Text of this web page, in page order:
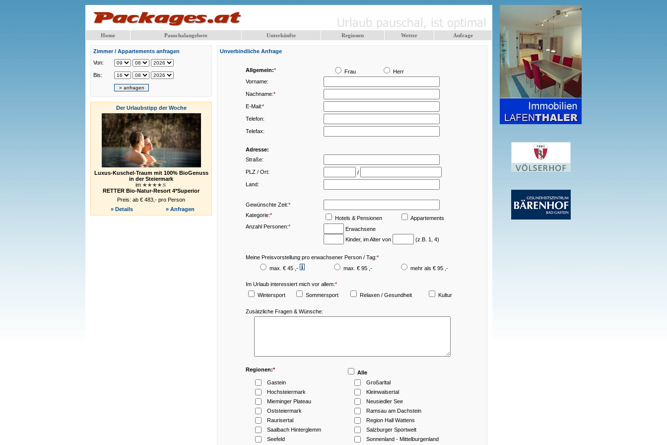
Home Pauschalangebote Unterkünfte Regionen Wetter Anfrage
Zimmer / Appartements anfragen
Von:
Bis:
Der Urlaubstipp der Woche
Luxus-Kuschel-Traum mit 100% BioGenuss
in der Steiermark
im
RETTER Bio-Natur-Resort 4*Superior
Preis: ab € 483,- pro Person
» Details
» Anfragen
Unverbindliche Anfrage
Allgemein:* Frau
Herr
Vorname:
Nachname:*
E-Mail:*
Telefon:
Telefax:
Adresse:
Straße:
PLZ / Ort:
/
Land:
Gewünschte Zeit:*
Kategorie:* Hotels & Pensionen
Appartements
Anzahl Personen:*
Erwachsene
Kinder, im Alter von
(z.B. 1, 4)
Meine Preisvorstellung pro erwachsener Person / Tag:*
max. € 45 ,-
max. € 95 ,- mehr als € 95 ,-
Im Urlaub interessiert mich vor allem:*
Wintersport
Sommersport Relaxen / Gesundheit Kultur
Zusätzliche Fragen & Wünsche:
Regionen:*
Alle
Gastein
Großarltal
Hochsteiermark
Kleinwalsertal
Mieminger Plateau
Neusiedler See
Oststeiermark
Ramsau am Dachstein
Raurisertal
Region Hall Wattens
Saalbach Hinterglemm
Salzburger Sportwelt
Seefeld
Sonnenland - Mittelburgenland